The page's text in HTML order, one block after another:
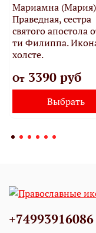
Мариамна (Мария)
Праведная, сестра
святого апостола
ти Филиппа.
холсте.
От3390 руб
Выбрать
+74993916086